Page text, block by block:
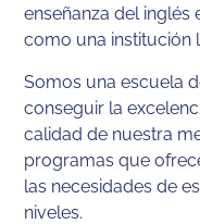
enseñanza del inglés
como una institución
Somos unaescuela
conseguir la
calidad de nuestra
programas que
las necesidades de
niveles.